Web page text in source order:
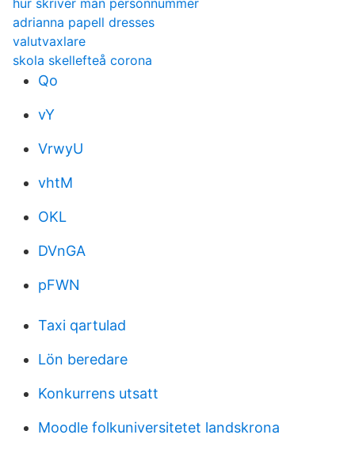
hur skriver man personnummer
adrianna papell dresses
valutvaxlare
skola skellefteå corona
Qo
vY
VrwyU
vhtM
OKL
DVnGA
pFWN
Taxi qartulad
Lön beredare
Konkurrens utsatt
Moodle folkuniversitetet landskrona